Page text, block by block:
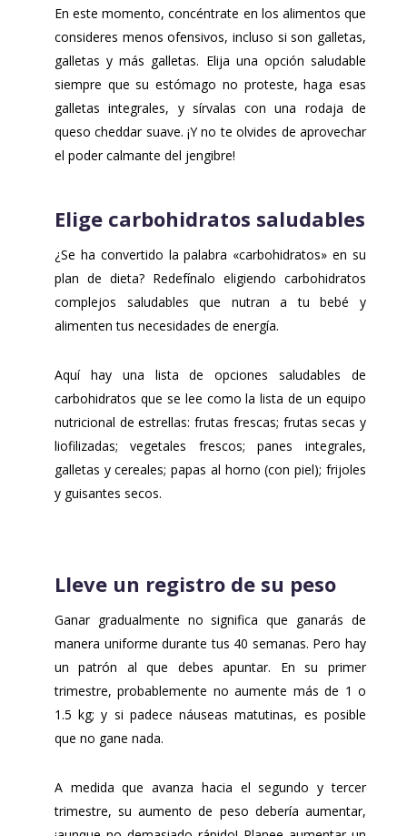
En este momento, concéntrate en los alimentos que
consideres menos ofensivos, incluso si son galletas,
galletas y más galletas. Elija una opción saludable
siempre que su estómago no proteste, haga esas
galletas integrales, y sírvalas con una rodaja de
queso cheddar suave. ¡Y no te olvides de aprovechar
el poder calmante del jengibre!
Elige carbohidratos saludables
¿Se ha convertido la palabra «carbohidratos» en su
plan de dieta? Redefínalo eligiendo carbohidratos
complejos saludables que nutran a tu bebé y
alimenten tus necesidades de energía.
Aquí hay una lista de opciones saludables de
carbohidratos que se lee como la lista de un equipo
nutricional de estrellas: frutas frescas; frutas secas y
liofilizadas; vegetales frescos; panes integrales,
galletas y cereales; papas al horno (con piel); frijoles
y guisantes secos.
Lleve un registro de su peso
Ganar gradualmente no significa que ganarás de
manera uniforme durante tus 40 semanas. Pero hay
un patrón al que debes apuntar. En su primer
trimestre, probablemente no aumente más de 1 o
1.5 kg; y si padece náuseas matutinas, es posible
que no gane nada.
A medida que avanza hacia el segundo y tercer
trimestre, su aumento de peso debería aumentar,